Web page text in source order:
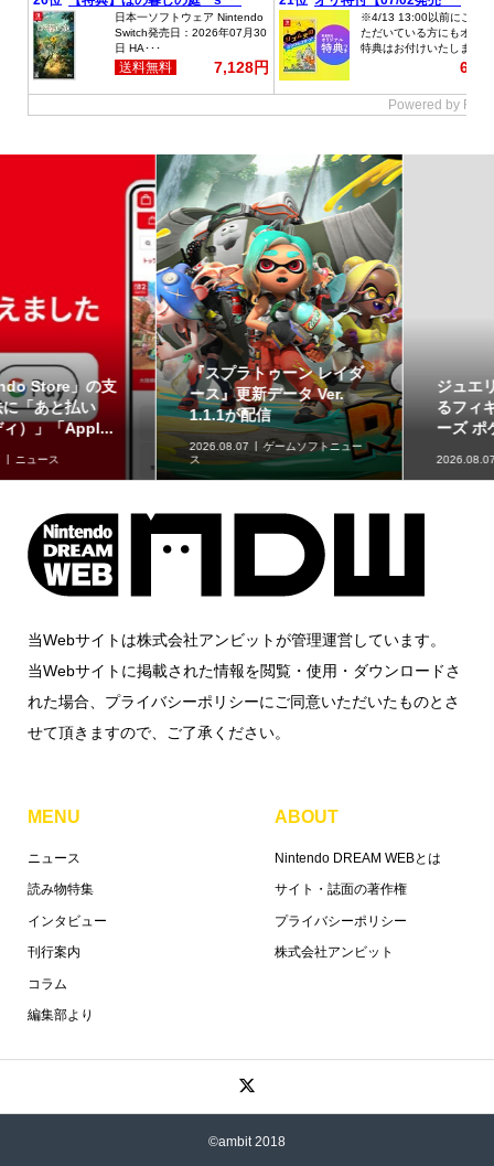
ジュエリースタンドにな
るフィギュア「ジェムリ
ーズ ポケットモンスタ...
2026.08.07 グッズ情報
草タイプのポケモンが集
合！「ポケットモンスタ
ー スイングコレクショ...
2026.08.07 グッズ情報
当Webサイトは株式会社アンビットが管理運営しています。
当Webサイトに掲載された情報を閲覧・使用・ダウンロードさ
れた場合、プライバシーポリシーにご同意いただいたものとさ
せて頂きますので、ご了承ください。
MENU
ニュース
読み物特集
インタビュー
刊行案内
コラム
編集部より
ABOUT
Nintendo DREAM WEBとは
サイト・誌面の著作権
プライバシーポリシー
株式会社アンビット
©ambit 2018